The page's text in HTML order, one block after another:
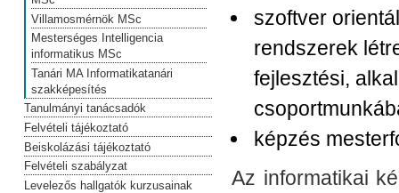
szoftver
rendszerek
fejlesztési,
képzés
Az informatikai
Villamosmérnök MSc
Mesterséges Intelligencia
informatikus MSc
Tanári MA Informatikatanári
szakképesítés
Tanulmányi tanácsadók
Felvételi tájékoztató
Beiskolázási tájékoztató
Felvételi szabályzat
Levelezős hallgatók kurzusainak